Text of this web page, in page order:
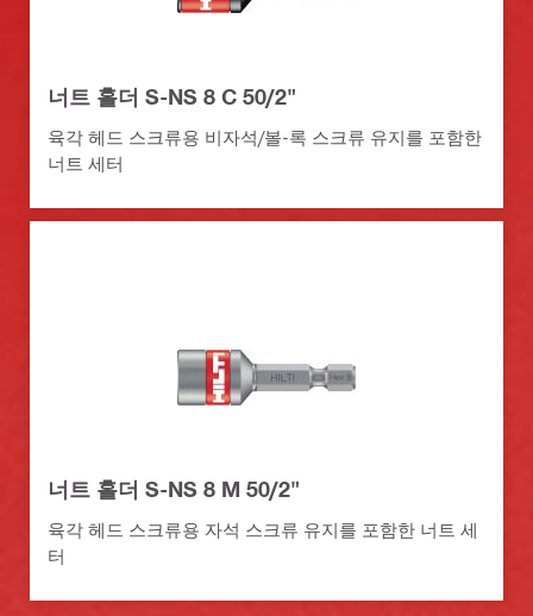
너트 홀더 S-NS 8 C 50/2"
육각 헤드 스크류용 비자석/볼-록 스크류 유지를 포함한
너트 세터
너트 홀더 S-NS 8 M 50/2"
육각 헤드 스크류용 자석 스크류 유지를 포함한 너트 세
터